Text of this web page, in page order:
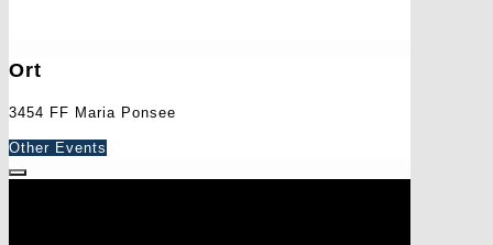
Ort
3454 FF Maria Ponsee
Other Events